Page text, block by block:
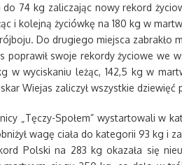
74 kg zaliczając nowy rekord
i kolejną życiówkę na 180 kg w
Do drugiego miejsca zabrakło
poprawił swoje rekordy życiowe we
w wyciskaniu leżąc, 142,5 kg w
Wiejas zaliczył wszystkie dziewięć
„Tęczy-Społem” wystartowali w
wagę ciała do kategorii 93 kg i
Polski na 283 kg okazała się